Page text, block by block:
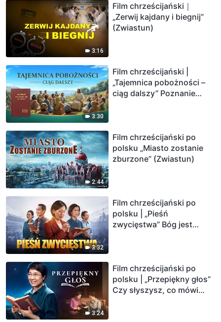
3:16
Film chrześcijański｜
„Zerwij kajdany i biegnij”
(Zwiastun)
3:30
Film chrześcijański |
„Tajemnica pobożności –
ciąg dalszy” Poznanie
2:44
Film chrześcijański po
polsku „Miasto zostanie
zburzone” (Zwiastun)
3:32
Film chrześcijański po
polsku | „Pieśń
zwycięstwa” Bóg jest
3:24
Film chrześcijański po
polsku | „Przepiękny głos”
Czy słyszysz, co mówi